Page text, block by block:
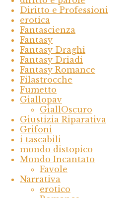
Diritto e Professioni
erotica
Fantascienza
Fantasy
Fantasy Draghi
Fantasy Driadi
Fantasy Romance
Filastrocche
Fumetto
Giallopav
GiallOscuro
Giustizia Riparativa
Grifoni
i tascabili
mondo distopico
Mondo Incantato
Favole
Narrativa
erotico